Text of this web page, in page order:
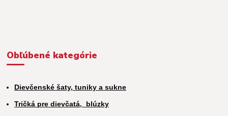
Obľúbené kategórie
Dievčenské šaty, tuniky a sukne
Tričká pre dievčatá, blúzky